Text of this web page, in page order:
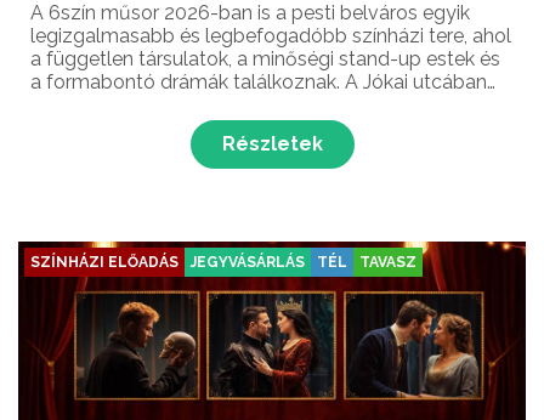
A 6szín műsor 2026-ban is a pesti belváros egyik
legizgalmasabb és legbefogadóbb színházi tere, ahol
a független társulatok, a minőségi stand-up estek és
a formabontó drámák találkoznak. A Jókai utcában
kulturális életnek, hiszen teret ad a legfri...
Részletek
SZÍNHÁZI ELŐADÁS JEGYVÁSÁRLÁS TÉL TAVASZ